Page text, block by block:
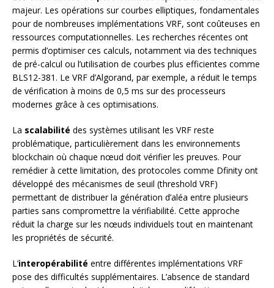
majeur. Les opérations sur courbes elliptiques, fondamentales
pour de nombreuses implémentations VRF, sont coûteuses en
ressources computationnelles. Les recherches récentes ont
permis d’optimiser ces calculs, notamment via des techniques
de pré-calcul ou l’utilisation de courbes plus efficientes comme
BLS12-381. Le VRF d’Algorand, par exemple, a réduit le temps
de vérification à moins de 0,5 ms sur des processeurs
modernes grâce à ces optimisations.
La scalabilité des systèmes utilisant les VRF reste
problématique, particulièrement dans les environnements
blockchain où chaque nœud doit vérifier les preuves. Pour
remédier à cette limitation, des protocoles comme Dfinity ont
développé des mécanismes de seuil (threshold VRF)
permettant de distribuer la génération d’aléa entre plusieurs
parties sans compromettre la vérifiabilité. Cette approche
réduit la charge sur les nœuds individuels tout en maintenant
les propriétés de sécurité.
L’interopérabilité entre différentes implémentations VRF
pose des difficultés supplémentaires. L’absence de standard